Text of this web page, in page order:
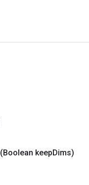
(Boolean keepDims)